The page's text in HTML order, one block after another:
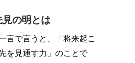
見の明とは
言で言うと、「将来起こ
を見通す力」のことで